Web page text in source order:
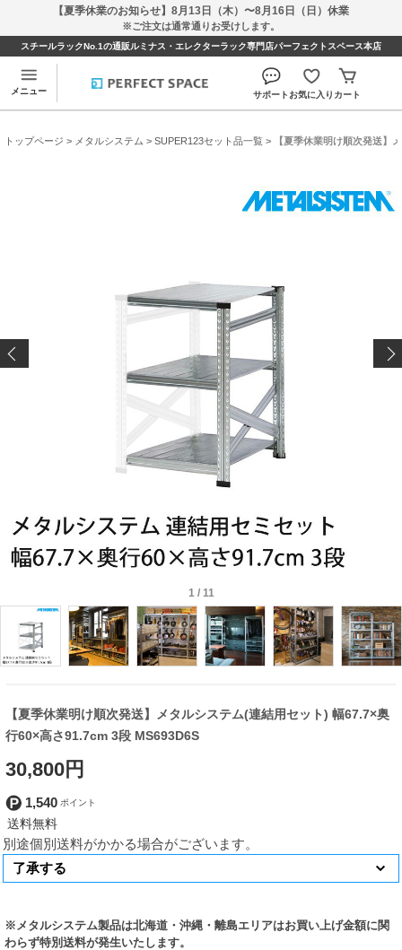
【夏季休業のお知らせ】8月13日（木）〜8月16日（日）休業
※ご注文は通常通りお受けします。
スチールラックNo.1の通販ルミナス・エレクターラック専門店パーフェクトスペース本店
メニュー サポートお気に入り カート
トップページ > メタルシステム > SUPER123セット品一覧 > 【夏季休業明け順次発送】
1/ 11
【夏季休業明け順次発送】メタルシステム(連結用セット) 幅67.7×奥
行60×高さ91.7cm 3段 MS693D6S
30,800円
1,540
別途個別送料がかかる場合がございます。
※メタルシステム製品は北海道・沖縄・離島エリアはお買い上げ金額に関
わらず特別送料が発生いたします。